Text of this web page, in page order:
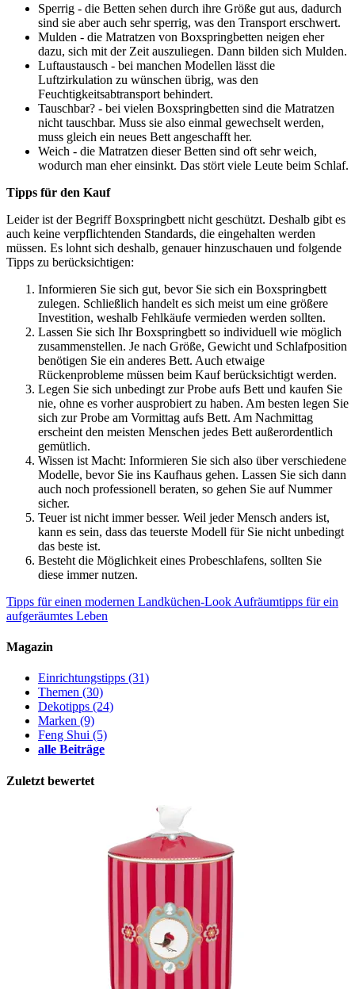
Sperrig - die Betten sehen durch ihre Größe gut aus, dadurch
sind sie aber auch sehr sperrig, was den Transport erschwert.
Mulden - die Matratzen von Boxspringbetten neigen eher
dazu, sich mit der Zeit auszuliegen. Dann bilden sich Mulden.
Luftaustausch - bei manchen Modellen lässt die
Luftzirkulation zu wünschen übrig, was den
Feuchtigkeitsabtransport behindert.
Tauschbar? - bei vielen Boxspringbetten sind die Matratzen
nicht tauschbar. Muss sie also einmal gewechselt werden,
muss gleich ein neues Bett angeschafft her.
Weich - die Matratzen dieser Betten sind oft sehr weich,
wodurch man eher einsinkt. Das stört viele Leute beim Schlaf.
Tipps für den Kauf
Leider ist der Begriff Boxspringbett nicht geschützt. Deshalb gibt es
auch keine verpflichtenden Standards, die eingehalten werden
müssen. Es lohnt sich deshalb, genauer hinzuschauen und folgende
Tipps zu berücksichtigen:
Informieren Sie sich gut, bevor Sie sich ein Boxspringbett
zulegen. Schließlich handelt es sich meist um eine größere
Investition, weshalb Fehlkäufe vermieden werden sollten.
Lassen Sie sich Ihr Boxspringbett so individuell wie möglich
zusammenstellen. Je nach Größe, Gewicht und Schlafposition
benötigen Sie ein anderes Bett. Auch etwaige
Rückenprobleme müssen beim Kauf berücksichtigt werden.
Legen Sie sich unbedingt zur Probe aufs Bett und kaufen Sie
nie, ohne es vorher ausprobiert zu haben. Am besten legen Sie
sich zur Probe am Vormittag aufs Bett. Am Nachmittag
erscheint den meisten Menschen jedes Bett außerordentlich
gemütlich.
Wissen ist Macht: Informieren Sie sich also über verschiedene
Modelle, bevor Sie ins Kaufhaus gehen. Lassen Sie sich dann
auch noch professionell beraten, so gehen Sie auf Nummer
sicher.
Teuer ist nicht immer besser. Weil jeder Mensch anders ist,
kann es sein, dass das teuerste Modell für Sie nicht unbedingt
das beste ist.
Besteht die Möglichkeit eines Probeschlafens, sollten Sie
diese immer nutzen.
Tipps für einen modernen Landküchen-Look Aufräumtipps für ein
aufgeräumtes Leben
Magazin
Einrichtungstipps (31)
Themen (30)
Dekotipps (24)
Marken (9)
Feng Shui (5)
alle Beiträge
Zuletzt bewertet